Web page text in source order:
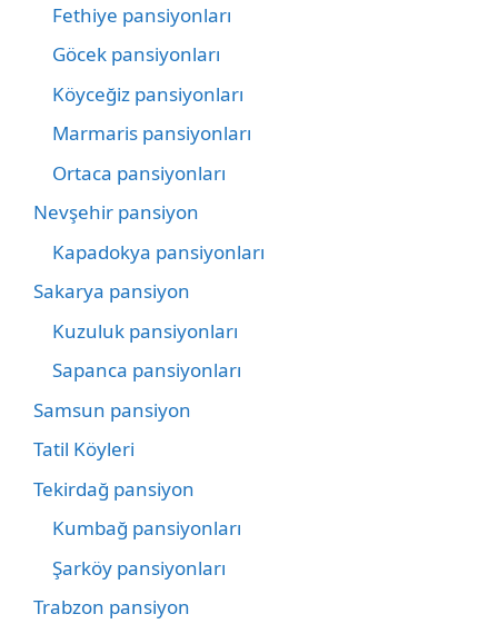
Fethiye pansiyonları
Göcek pansiyonları
Köyceğiz pansiyonları
Marmaris pansiyonları
Ortaca pansiyonları
Nevşehir pansiyon
Kapadokya pansiyonları
Sakarya pansiyon
Kuzuluk pansiyonları
Sapanca pansiyonları
Samsun pansiyon
Tatil Köyleri
Tekirdağ pansiyon
Kumbağ pansiyonları
Şarköy pansiyonları
Trabzon pansiyon